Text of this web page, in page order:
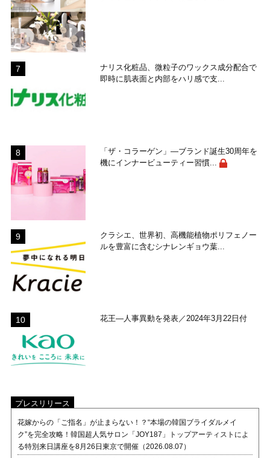
ナリス化粧品、微粒子のワックス成分配合で
即時に肌表面と内部をハリ感で支...
「ザ・コラーゲン」―ブランド誕生30周年を
機にインナービューティー習慣...
クラシエ、世界初、高機能植物ポリフェノー
ルを豊富に含むシナレンギョウ葉...
花王―人事異動を発表／2024年3月22日付
プレスリリース
花嫁からの「ご指名」が止まらない！？“本場の韓国ブライダルメイ
ク”を完全攻略！韓国超人気サロン「JOY187」トップアーティストによ
る特別来日講座を8月26日東京で開催（2026.08.07）